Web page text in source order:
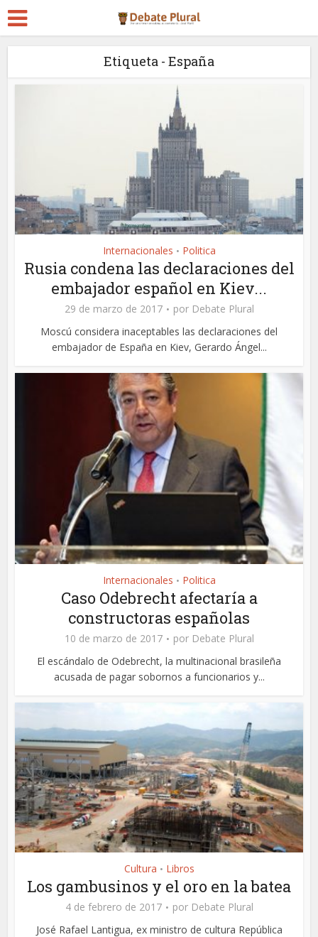
Etiqueta - España
Internacionales • Politica
Rusia condena las declaraciones del
embajador español en Kiev...
29 de marzo de 2017 por Debate Plural
Moscú considera inaceptables las declaraciones del
embajador de España en Kiev, Gerardo Ángel...
Internacionales • Politica
Caso Odebrecht afectaría a
constructoras españolas
10 de marzo de 2017 por Debate Plural
El escándalo de Odebrecht, la multinacional brasileña
acusada de pagar sobornos a funcionarios y...
Cultura • Libros
Los gambusinos y el oro en la batea
4 de febrero de 2017 por Debate Plural
José Rafael Lantigua, ex ministro de cultura República